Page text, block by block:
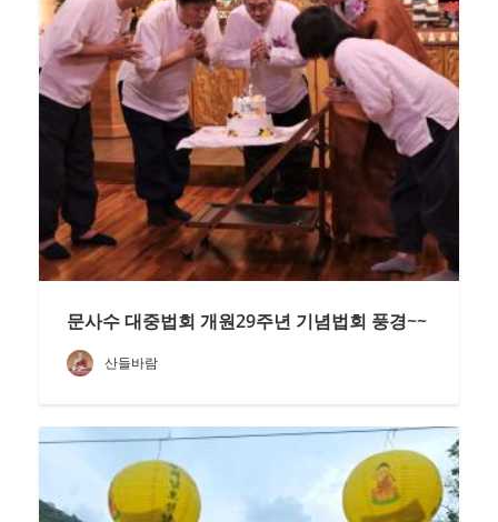
문사수 대중법회 개원29주년 기념법회 풍경~~
산들바람